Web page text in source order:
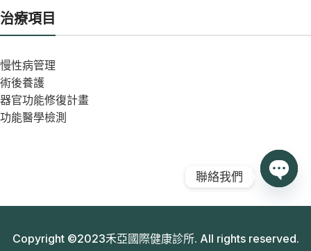
治療項目
慢性病管理
術後養護
器官功能修復計畫
功能醫學檢測
Copyright ©2023禾亞國際健康診所. All rights reserved.
聯絡我們
Open